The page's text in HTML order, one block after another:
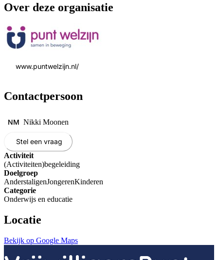
Over deze organisatie
www.puntwelzijn.nl/
Contactpersoon
NM Nikki Moonen
Stel een vraag
Activiteit
(Activiteiten)begeleiding
Doelgroep
AnderstaligenJongerenKinderen
Categorie
Onderwijs en educatie
Locatie
Bekijk op Google Maps